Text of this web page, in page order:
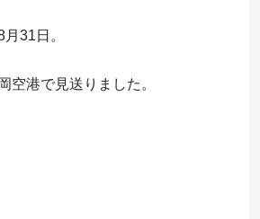
31日。
空港で見送りました。